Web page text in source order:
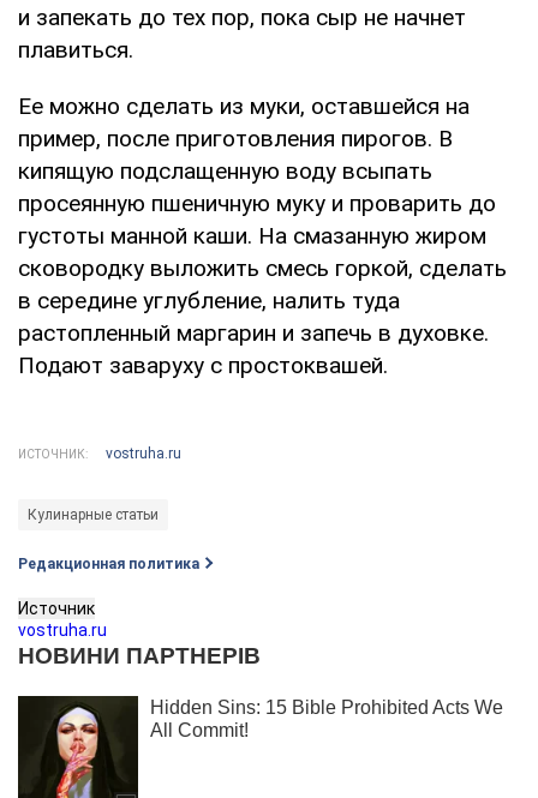
и запекать до тех пор, пока сыр не начнет
плавиться.
Ее можно сделать из муки, оставшейся на
пример, после приготовления пирогов. В
кипящую подслащенную воду всыпать
просеянную пшеничную муку и проварить до
густоты манной каши. На смазанную жиром
сковородку выложить смесь горкой, сделать
в середине углубление, налить туда
растопленный маргарин и запечь в духовке.
Подают заваруху с простоквашей.
ИСТОЧНИК: vostruha.ru
Кулинарные статьи
Редакционная политика
Источник
vostruha.ru